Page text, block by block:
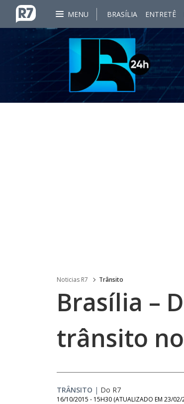
MENU BRASÍLIA ENTRETÊ
Noticias R7 Trânsito
Brasília –
trânsito
TRÂNSITO | Do R7
16/10/2015 - 15H30 (ATUALIZADO EM 23/02/